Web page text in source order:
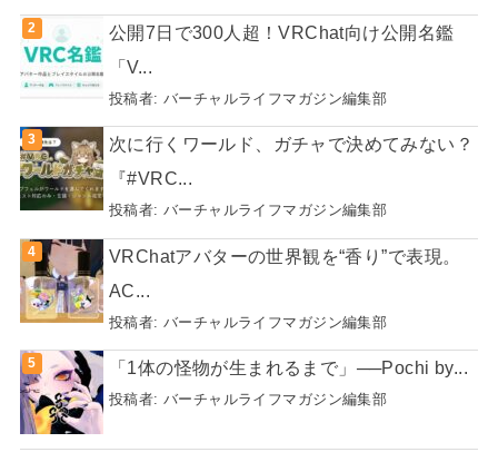
公開7日で300人超！VRChat向け公開名鑑
「V...
投稿者: バーチャルライフマガジン編集部
次に行くワールド、ガチャで決めてみない？
『#VRC...
投稿者: バーチャルライフマガジン編集部
VRChatアバターの世界観を“香り”で表現。
AC...
投稿者: バーチャルライフマガジン編集部
「1体の怪物が生まれるまで」──Pochi by...
投稿者: バーチャルライフマガジン編集部